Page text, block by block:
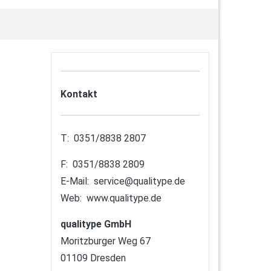
Kontakt
T: 0351/8838 2807
F: 0351/8838 2809
E-Mail: service@qualitype.de
Web: www.qualitype.de
qualitype GmbH
Moritzburger Weg 67
01109 Dresden